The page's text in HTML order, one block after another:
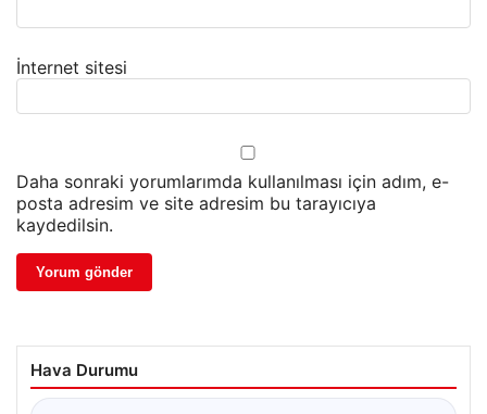
İnternet sitesi
Daha sonraki yorumlarımda kullanılması için adım, e-
posta adresim ve site adresim bu tarayıcıya
kaydedilsin.
Hava Durumu